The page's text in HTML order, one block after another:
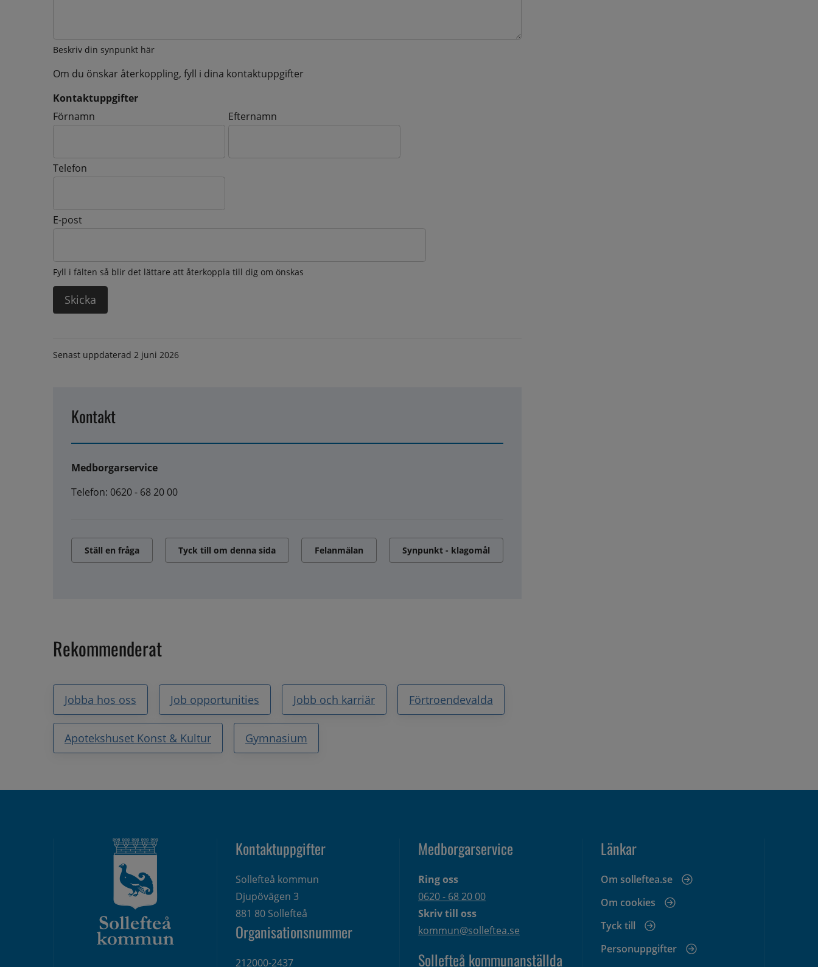
Beskriv din synpunkt här
Om du önskar återkoppling, fyll i dina kontaktuppgifter
Kontaktuppgifter
Kontaktuppgifter
Förnamn Efternamn
Telefon
E-post
Fyll i fälten så blir det lättare att återkoppla till dig om önskas
Senast uppdaterad 2 juni 2026
Kontakt
Medborgarservice
Telefon: 0620 - 68 20 00
Ställ en fråga Tyck till om denna sida Felanmälan Synpunkt - klagomål
Rekommenderat
Jobba hos oss Job opportunities Jobb och karriär Förtroendevalda
Apotekshuset Konst & Kultur Gymnasium
Kontaktuppgifter
Sollefteå kommun
Djupövägen 3
881 80 Sollefteå
Organisationsnummer
212000-2437
Medborgarservice
Ring oss
0620 - 68 20 00
Skriv till oss
kommun@solleftea.se
Sollefteå kommunanställda
Länkar
Om solleftea.se
Om cookies
Tyck till
Personuppgifter